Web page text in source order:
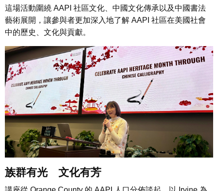
這場活動圍繞 AAPI 社區文化、中國文化傳承以及中國書法
藝術展開，讓參與者更加深入地了解 AAPI 社區在美國社會
中的歷史、文化與貢獻。
族群有光 文化有芳